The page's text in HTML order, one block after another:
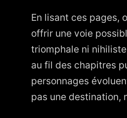
En lisant ces pages,
offrir une voie
triomphale ni
au fil des chapitres
personnages
pas une destination,